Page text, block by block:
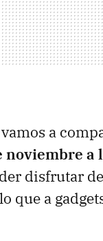
a
a
disfrutar
que a